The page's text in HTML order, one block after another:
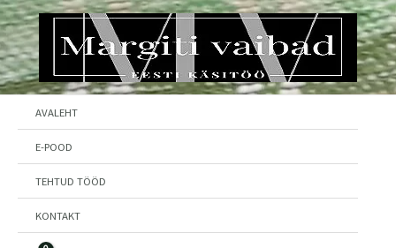
Skip
to
content
AVALEHT
E-POOD
TEHTUD TÖÖD
KONTAKT